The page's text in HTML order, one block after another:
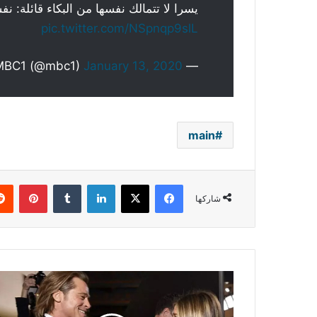
يسرا لا تتمالك نفسها من البكاء
pic.twitter.com/NSpnqp9slL
— MBC1 (@mbc1)
January 13, 2020
main
شاركها
فيسبوك ‫X لينكدإن
بيت
وجينيفر